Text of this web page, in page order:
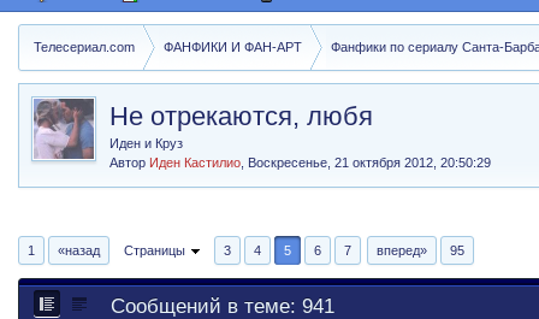
Телесериал.com ФАНФИКИ И ФАН-АРТ Фанфики по сериалу Санта-
Не отрекаются, любя
Иден и Круз
Автор Иден Кастилио Воскресенье, 21 октября 2012, 20:50:29
1 «назад Страницы 3 4 5 6 7 вперед» 95
Сообщений в теме: 941